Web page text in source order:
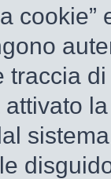
traccia
attivato